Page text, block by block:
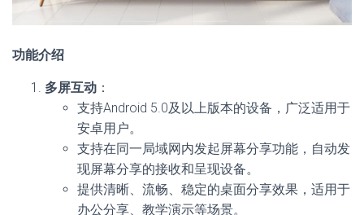
功能介绍
多屏互动 ：
支持Android 5.0及以上版本的设备，广泛适用于
安卓用户。
支持在同一局域网内发起屏幕分享功能，自动发
现屏幕分享的接收和呈现设备。
提供清晰、流畅、稳定的桌面分享效果，适用于
办公分享、教学演示等场景。